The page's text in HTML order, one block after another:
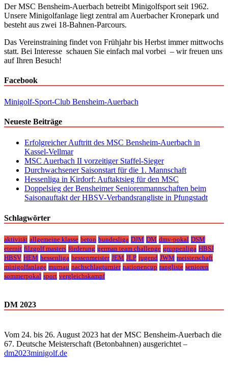
Der MSC Bensheim-Auerbach betreibt Minigolfsport seit 1962.
Unsere Minigolfanlage liegt zentral am Auerbacher Kronepark und
besteht aus zwei 18-Bahnen-Parcours.
Das Vereinstraining findet von Frühjahr bis Herbst immer mittwochs
statt. Bei Interesse schauen Sie einfach mal vorbei – wir freuen uns
auf Ihren Besuch!
Facebook
Minigolf-Sport-Club Bensheim-Auerbach
Neueste Beiträge
Erfolgreicher Auftritt des MSC Bensheim-Auerbach in
Kassel-Vellmar
MSC Auerbach II vorzeitiger Staffel-Sieger
Durchwachsener Saisonstart für die 1. Mannschaft
Hessenliga in Kirdorf: Auftaktsieg für den MSC
Doppelsieg der Bensheimer Seniorenmannschaften beim
Saisonauftakt der HBSV-Verbandsrangliste in Pfungstadt
Schlagwörter
aktivität allgemeine klasse beton bundesliga DJM DM dmv-pokal DSM
eternit filzgolf masters förderung german team challenge gruppenliga HBSJ
HBSV HEM hessenliga hessenmeister JEM JLP jugend JWM meisterschaft
minigolfanlage murnau nachschlagturnier nationencup rangliste senioren
sommerpokal sport vergleichskampf
DM 2023
Vom 24. bis 26. August 2023 hat der MSC Bensheim-Auerbach die
67. Deutsche Meisterschaft (Betonbahnen) ausgerichtet –
dm2023minigolf.de